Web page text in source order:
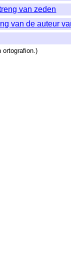
van zeden
van de auteur
ortografion.)